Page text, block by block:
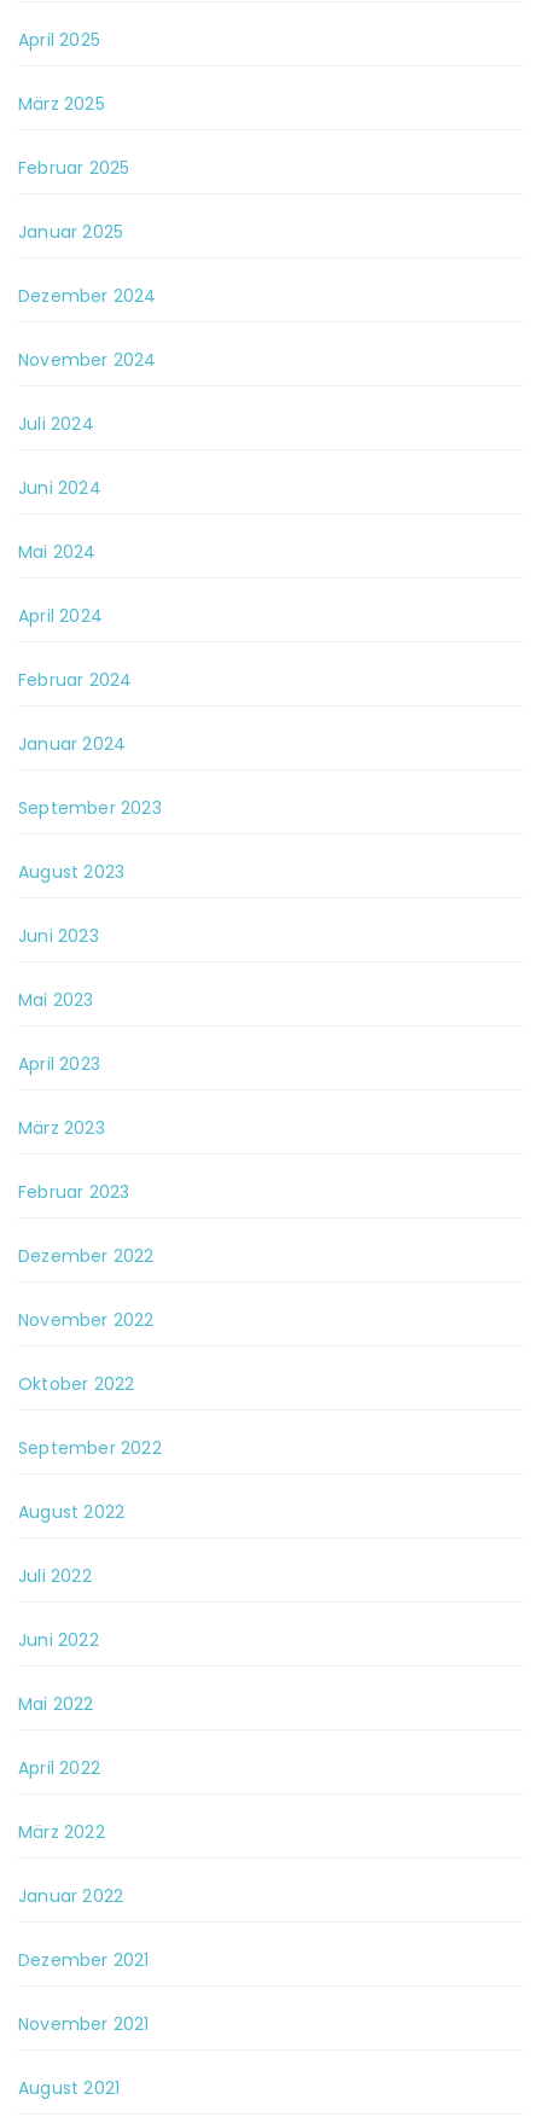
April 2025
März 2025
Februar 2025
Januar 2025
Dezember 2024
November 2024
Juli 2024
Juni 2024
Mai 2024
April 2024
Februar 2024
Januar 2024
September 2023
August 2023
Juni 2023
Mai 2023
April 2023
März 2023
Februar 2023
Dezember 2022
November 2022
Oktober 2022
September 2022
August 2022
Juli 2022
Juni 2022
Mai 2022
April 2022
März 2022
Januar 2022
Dezember 2021
November 2021
August 2021